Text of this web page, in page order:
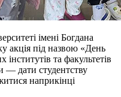
імені Богдана
акція під назвою «День
інститутів та факультетів
— дати студентству
наприкінці